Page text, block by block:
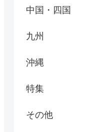
中国・四国
九州
沖縄
特集
その他